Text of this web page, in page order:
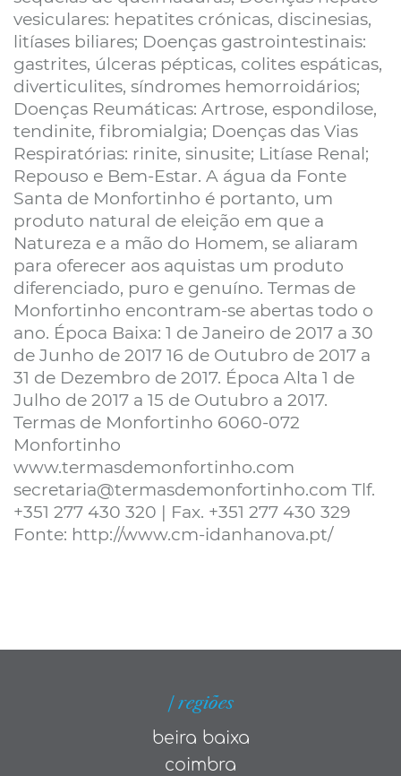
vesiculares: hepatites crónicas, discinesias,
litíases biliares; Doenças gastrointestinais:
gastrites, úlceras pépticas, colites espáticas,
diverticulites, síndromes hemorroidários;
Doenças Reumáticas: Artrose, espondilose,
tendinite, fibromialgia; Doenças das Vias
Respiratórias: rinite, sinusite; Litíase Renal;
Repouso e Bem-Estar. A água da Fonte
Santa de Monfortinho é portanto, um
produto natural de eleição em que a
Natureza e a mão do Homem, se aliaram
para oferecer aos aquistas um produto
diferenciado, puro e genuíno. Termas de
Monfortinho encontram-se abertas todo o
ano. Época Baixa: 1 de Janeiro de 2017 a 30
de Junho de 2017 16 de Outubro de 2017 a
31 de Dezembro de 2017. Época Alta 1 de
Julho de 2017 a 15 de Outubro a 2017.
Termas de Monfortinho 6060-072
Monfortinho
www.termasdemonfortinho.com
secretaria@termasdemonfortinho.com Tlf.
+351 277 430 320 | Fax. +351 277 430 329
Fonte: http://www.cm-idanhanova.pt/
| regiões
beira baixa
coimbra